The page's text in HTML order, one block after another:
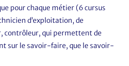
pour chaque métier (6 cursus
d’exploitation, de
contrôleur, qui permettent de
sur le savoir-faire, que le savoir-